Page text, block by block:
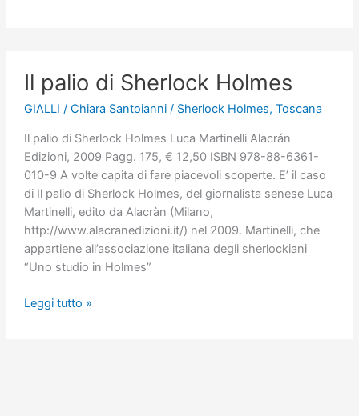
Il palio di Sherlock Holmes
GIALLI / Chiara Santoianni / Sherlock Holmes, Toscana
Il palio di Sherlock Holmes Luca Martinelli Alacrán
Edizioni, 2009 Pagg. 175, € 12,50 ISBN 978-88-6361-
010-9 A volte capita di fare piacevoli scoperte. E’ il caso
di Il palio di Sherlock Holmes, del giornalista senese Luca
Martinelli, edito da Alacràn (Milano,
http://www.alacranedizioni.it/) nel 2009. Martinelli, che
appartiene all’associazione italiana degli sherlockiani
“Uno studio in Holmes”
Il
Leggi tutto »